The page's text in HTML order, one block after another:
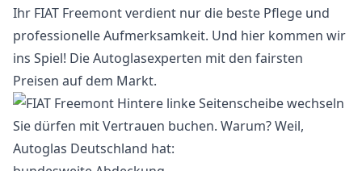
Ihr FIAT Freemont verdient nur die beste Pflege und
professionelle Aufmerksamkeit. Und hier kommen wir
ins Spiel! Die Autoglasexperten mit den fairsten
Preisen auf dem Markt.
Sie dürfen mit Vertrauen buchen. Warum? Weil,
Autoglas Deutschland hat: